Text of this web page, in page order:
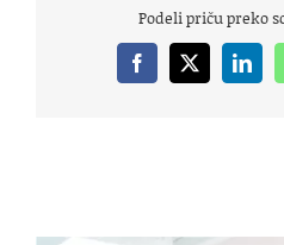
Podeli priču preko
Facebook
X